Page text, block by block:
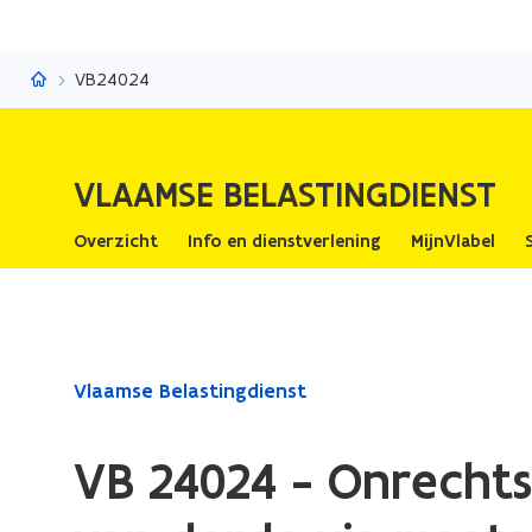
Vlaamse Belastingdienst
VB24024
VLAAMSE BELASTINGDIENST
Overzicht
Info en dienstverlening MijnVlabel
Gedaan
Vlaamse Belastingdienst
VB 24024 -